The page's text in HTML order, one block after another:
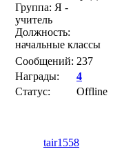
Группа: Я -
учитель
Должность:
начальные классы
Сообщений: 237
Награды:
4
Статус:
Offline
tair1558